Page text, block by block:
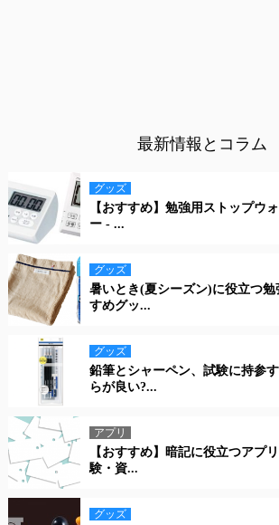
最新情報とコラム
グッズ
【おすすめ】勉強用ストップウ
ー - ...
グッズ
暑いとき(夏シーズン)に役立つ勉
すめグッ...
グッズ
鉛筆とシャーペン、試験に持参
らが良い?...
アプリ
【おすすめ】暗記に役立つアプ
験・資...
グッズ